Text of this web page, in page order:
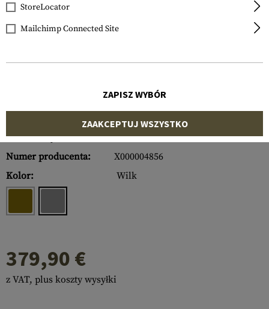
Numer artykułu:
10659312500
Numer producenta:
X000004856
Kolor:
Wilk
379,90 €
z VAT, plus koszty wysyłki
StoreLocator
Mailchimp Connected Site
ZAPISZ WYBÓR
ZAAKCEPTUJ WSZYSTKO